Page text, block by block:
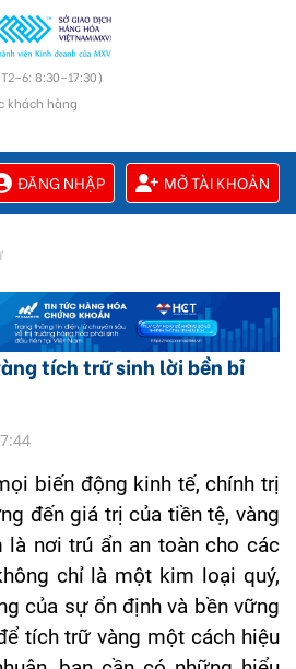
8:30–17:30)
khách hàng
ĐĂNG NHẬP MỞ TÀI KHOẢN
tích trữ sinh lời bền bỉ
biến động kinh tế, chính trị
đến giá trị của tiền tệ, vàng
là nơi trú ẩn an toàn cho các
chỉ là một kim loại quý,
của sự ổn định và bền vững
tích trữ vàng một cách hiệu